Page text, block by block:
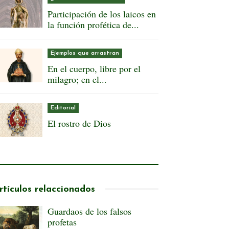
Participación de los laicos en
la función profética de...
Ejemplos que arrastran
En el cuerpo, libre por el
milagro; en el...
Editorial
El rostro de Dios
relaccionados
Guardaos de los falsos
profetas